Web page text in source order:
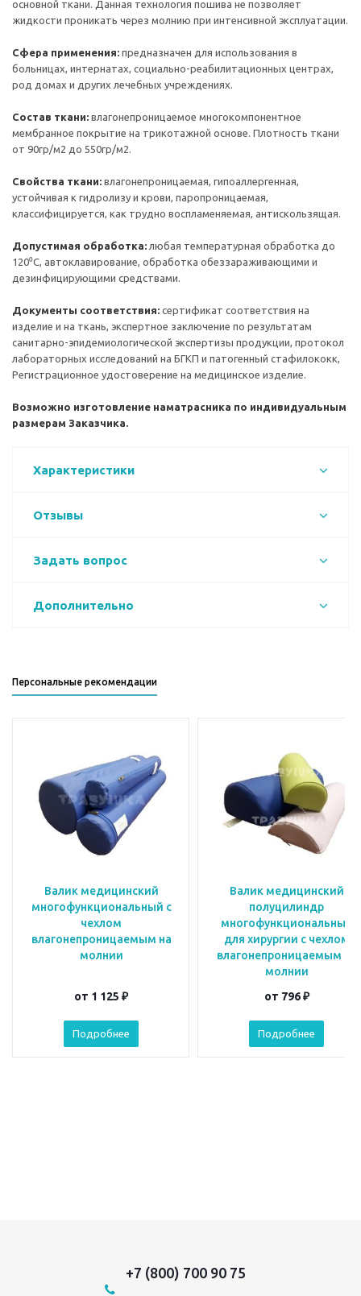
основной ткани. Данная технология пошива не позволяет
жидкости проникать через молнию при интенсивной эксплуатации.
Сфера применения: предназначен для использования в
больницах, интернатах, социально-реабилитационных центрах,
род домах и других лечебных учреждениях.
Состав ткани: влагонепроницаемое многокомпонентное
мембранное покрытие на трикотажной основе. Плотность ткани
от 90гр/м2 до 550гр/м2.
Свойства ткани: влагонепроницаемая, гипоаллергенная,
устойчивая к гидролизу и крови, паропроницаемая,
классифицируется, как трудно воспламеняемая, антискользящая.
Допустимая обработка: любая температурная обработка до
120⁰С, автоклавирование, обработка обеззараживающими и
дезинфицирующими средствами.
Документы соответствия: сертификат соответствия на
изделие и на ткань, экспертное заключение по результатам
санитарно-эпидемиологической экспертизы продукции, протокол
лабораторных исследований на БГКП и патогенный стафилококк,
Регистрационное удостоверение на медицинское изделие.
Возможно изготовление наматрасника по индивидуальным
размерам Заказчика.
Характеристики
Отзывы
Задать вопрос
Дополнительно
Персональные рекомендации
Валик медицинский
многофункциональный с
чехлом
влагонепроницаемым на
молнии
от 1 125 ₽
Подробнее
Валик медицинский
полуцилиндр
многофункциональный
для хирургии с чехлом
влагонепроницаемым на
молнии
от 796 ₽
Подробнее
+7 (800) 700 90 75